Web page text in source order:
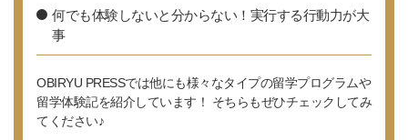
何でも体験しないと分からない！実行する行動力が大
事
OBIRYU PRESSでは他にも様々なタイプの留学プログラムや
留学体験記を紹介しています！
そちらもぜひチェックしてみ
てください♪